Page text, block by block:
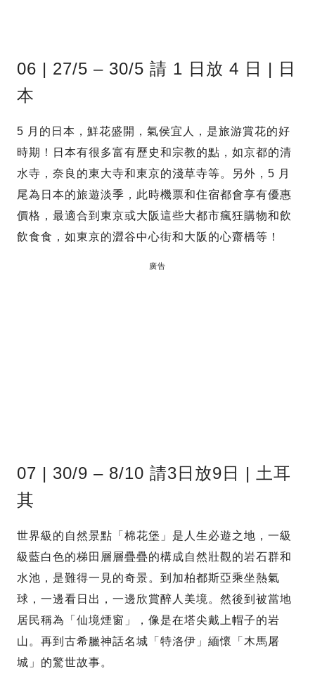
06 | 27/5 – 30/5 請 1 日放 4 日 | 日
本
5 月的日本，鮮花盛開，氣侯宜人，是旅游賞花的好
時期！日本有很多富有歷史和宗教的點，如京都的清
水寺，奈良的東大寺和東京的淺草寺等。另外，5 月
尾為日本的旅遊淡季，此時機票和住宿都會享有優惠
價格，最適合到東京或大阪這些大都市瘋狂購物和飲
飲食食，如東京的澀谷中心街和大阪的心齋橋等！
廣告
07 | 30/9 – 8/10 請3日放9日 | 土耳
其
世界級的自然景點「棉花堡」是人生必遊之地，一級
級藍白色的梯田層層疊疊的構成自然壯觀的岩石群和
水池，是難得一見的奇景。到加柏都斯亞乘坐熱氣
球，一邊看日出，一邊欣賞醉人美境。然後到被當地
居民稱為「仙境煙窗」，像是在塔尖戴上帽子的岩
山。再到古希臘神話名城「特洛伊」緬懷「木馬屠
城」的驚世故事。